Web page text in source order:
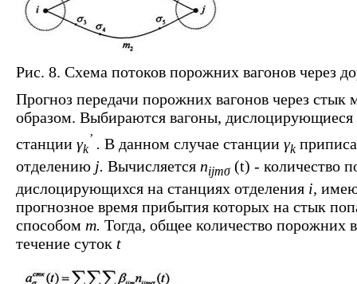
Рис. 8. Схема потоков порожних вагонов через
Прогноз передачи порожних вагонов через
образом. Выбираются вагоны,
станции γk
’ . В данном случае станции γk
отделению j. Вычисляется nijmσ(t) - количество
дислоцирующихся на станциях отделения i,
прогнозное время прибытия которых на стык
способом т. Тогда, общее количество порожних
течение суток t